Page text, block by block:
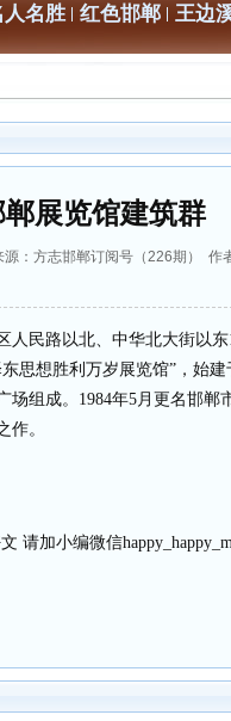
人名胜 红色邯郸 王边
郸展览馆建筑群
：方志邯郸订阅号（226期） 作
民路以北、中华北大街以东
思想胜利万岁展览馆”，始建
场组成。1984年5月更名邯郸
作。
请加小编微信